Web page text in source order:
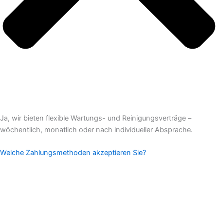
Ja, wir bieten flexible Wartungs- und Reinigungsverträge –
wöchentlich, monatlich oder nach individueller Absprache.
Welche Zahlungsmethoden akzeptieren Sie?